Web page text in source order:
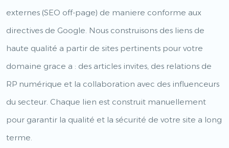
externes (SEO off-page) de maniere conforme aux
directives de Google. Nous construisons des liens de
haute qualité a partir de sites pertinents pour votre
domaine grace a : des articles invites, des relations de
RP numérique et la collaboration avec des influenceurs
du secteur. Chaque lien est construit manuellement
pour garantir la qualité et la sécurité de votre site a long
terme.